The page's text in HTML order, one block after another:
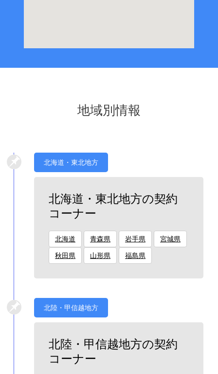
地域別情報
北海道・東北地方
北海道・東北地方の契約
コーナー
北海道 青森県 岩手県 宮城県
秋田県 山形県 福島県
北陸・甲信越地方
北陸・甲信越地方の契約
コーナー